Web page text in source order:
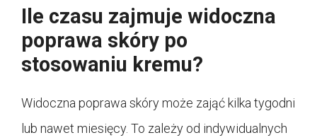
Ile czasu zajmuje widoczna
poprawa skóry po
stosowaniu kremu?
Widoczna poprawa skóry może zająć kilka tygodni
lub nawet miesięcy. To zależy od indywidualnych